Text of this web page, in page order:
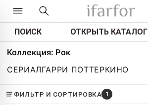
ПОИСК ОТКРЫТЬ КАТАЛОГ
Коллекция: Рок
СЕРИАЛГАРРИ ПОТТЕРКИНО
ФИЛЬТР И СОРТИРОВКА 1